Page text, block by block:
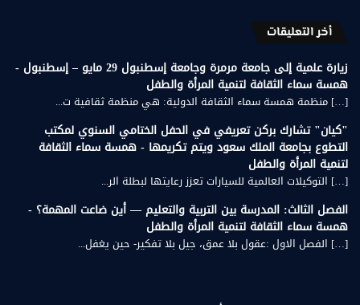
أخر التعليقات
زيارة علمية إلى جامعة مرمرة وجامعة إسطنبول 29 مايو – إسطنبول -
همسة سماء الثقافة لتنمية المرأة والطفل
[…] منظمة همسة سماء الثقافة الدولية: هي منظمة ثقافية ت...
"كيان" تشارك بركن تعريفي في الحفل الختامي السنوي لمكتب
التطوع بجامعة الملك سعود ويتم تكريمها - همسة سماء الثقافة
لتنمية المرأة والطفل
[…] التوكيلات العالمية للسيارات تعزز رعايتها لبطلة الر...
الفصل الثالث: المدرسة بين التربية والتعليم — أين ضاعت المهمة؟ -
همسة سماء الثقافة لتنمية المرأة والطفل
[…] الفصل الاول :عقول بلا عمق، جيل بلا تفكير- حين يغفل...